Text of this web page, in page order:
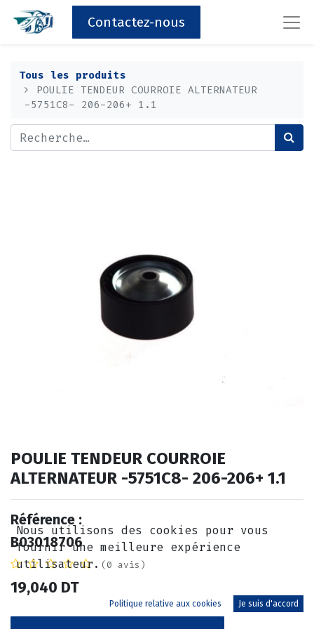
Contactez-nous
Tous les produits
POULIE TENDEUR COURROIE ALTERNATEUR
-5751C8- 206-206+ 1.1
POULIE TENDEUR COURROIE
ALTERNATEUR -5751C8- 206-206+ 1.1
Référence :
B03018706
(0 avis)
19,040 DT
Nous utilisons des cookies pour vous
fournir une meilleure expérience
utilisateur.
Politique relative aux cookies Je suis d'accord